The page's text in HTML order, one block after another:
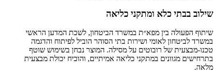
שילוב בבתי כלא ומתקני כליאה
שיתוף הפעולה בין מפא״ת במשרד הביטחון, לשכת המדען הראשי
במשרד לביטחון לאומי ושירות בתי הסוהר הוביל לפיתוח והדגמה
טכנו-מבצעית של רובוטים על מסילה. המוצר נבחן בשימוש שוטף
בתרחישים מגוונים במתקני כליאה אמיתיים, והוכיח יכולת מבצעית
מלאה.